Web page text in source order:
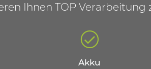
Ihnen TOP Verarbeitung
Akku